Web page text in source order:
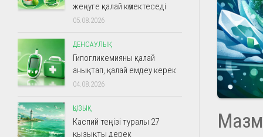
жеңуге қалай көмектеседі
05.08.2026
ДЕНСАУЛЫҚ
Гипогликемияны қалай
анықтап, қалай емдеу керек
04.08.2026
ҚЫЗЫҚ
Каспий теңізі туралы 27
қызықты дерек